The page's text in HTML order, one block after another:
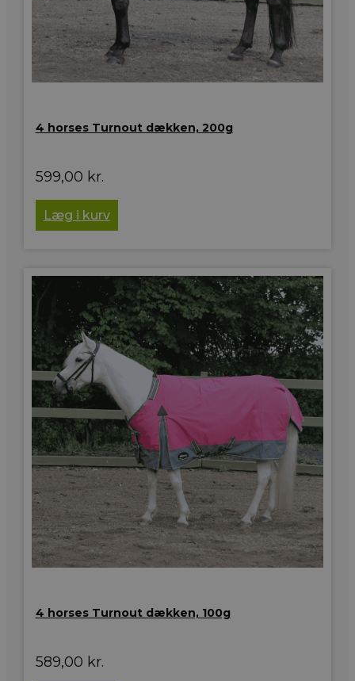
4 horses Turnout dækken, 200g
599,00 kr.
Læg i kurv
4 horses Turnout dækken, 100g
589,00 kr.